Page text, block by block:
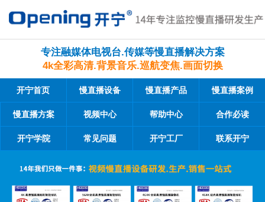
专注融媒体电视台.传媒等慢直播解决方案
4k全彩高清.背景音乐.巡航变焦.画面切换
开宁首页 慢直播设备 慢直播产品 慢直播案例
慢直播方案 视频中心 帮助中心 合作必读
开宁学院 常见问题 开宁工厂 联系开宁